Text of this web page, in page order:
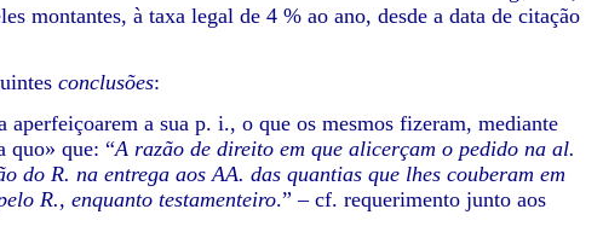
montantes, à taxa legal de 4 % ao ano, desde a data de citação
conclusões:
a sua p. i., o que os mesmos fizeram, mediante
quo» que: “A razão de direito em que alicerçam o pedido na al.
do R. na entrega aos AA. das quantias que lhes couberam em
R., enquanto testamenteiro.” – cf. requerimento junto aos